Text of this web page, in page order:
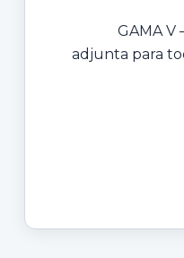
GAMA
adjunta para